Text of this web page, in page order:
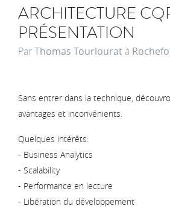
ARCHITECTURE
PRÉSENTATION
ParThomas Tourlourat à
Sans entrer dans la technique,
avantages et inconvénients.
Quelques intérêts:
- Business Analytics
- Scalability
- Performance en lecture
- Libération du développement